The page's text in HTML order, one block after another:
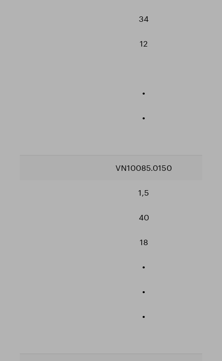
34
12
•
•
VN10085.0150
1,5
40
18
•
•
•